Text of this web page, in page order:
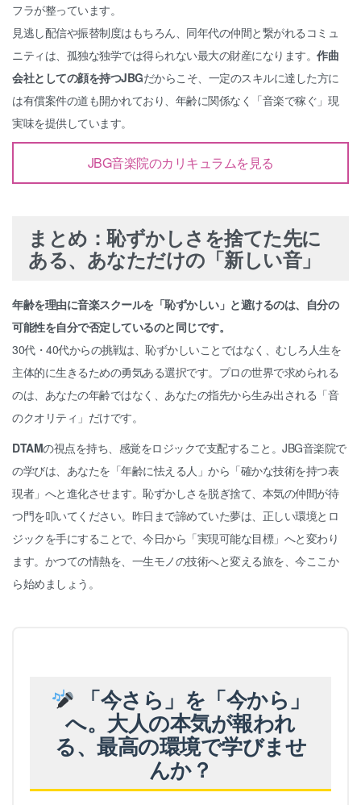
フラが整っています。
見逃し配信や振替制度はもちろん、同年代の仲間と繋がれるコミュ
ニティは、孤独な独学では得られない最大の財産になります。 作曲
会社としての顔を持つJBGだからこそ、一定のスキルに達した方に
は有償案件の道も開かれており、年齢に関係なく「音楽で稼ぐ」現
実味を提供しています。
JBG音楽院のカリキュラムを見る
まとめ：恥ずかしさを捨てた先に
ある、あなただけの「新しい音」
年齢を理由に音楽スクールを「恥ずかしい」と避けるのは、自分の
可能性を自分で否定しているのと同じです。
30代・40代からの挑戦は、恥ずかしいことではなく、むしろ人生を
主体的に生きるための勇気ある選択です。プロの世界で求められる
のは、あなたの年齢ではなく、あなたの指先から生み出される「音
のクオリティ」だけです。
DTAMの視点を持ち、感覚をロジックで支配すること。JBG音楽院で
の学びは、あなたを「年齢に怯える人」から「確かな技術を持つ表
現者」へと進化させます。恥ずかしさを脱ぎ捨て、本気の仲間が待
つ門を叩いてください。昨日まで諦めていた夢は、正しい環境とロ
ジックを手にすることで、今日から「実現可能な目標」へと変わり
ます。かつての情熱を、一生モノの技術へと変える旅を、今ここか
ら始めましょう。
「今さら」を「今から」
へ。大人の本気が報われ
る、最高の環境で学びませ
んか？